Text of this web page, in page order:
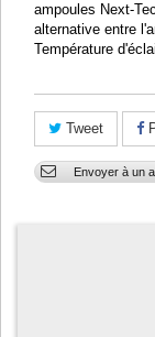
ampoules Next-
alternative entre
Température
Tweet
Envoyer à un